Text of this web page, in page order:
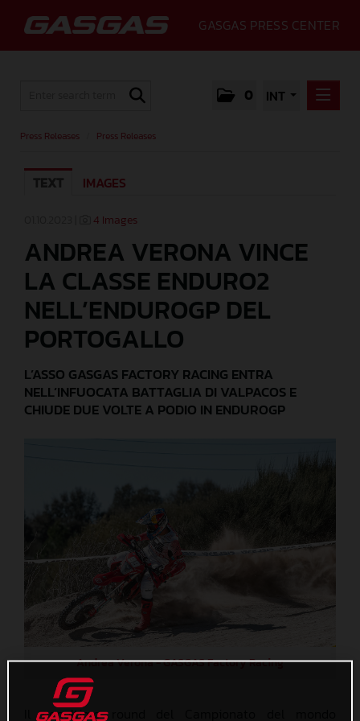
GASGAS PRESS CENTER
0 INT
MEDIA
GASGAS
CONTACT
Press Releases Press Releases
TEXT IMAGES
4 Images
ANDREA VERONA VINCE
LA CLASSE ENDURO2
NELL’ENDUROGP DEL
PORTOGALLO
L’ASSO GASGAS FACTORY RACING ENTRA
NELL’INFUOCATA BATTAGLIA DI VALPACOS E
CHIUDE DUE VOLTE A PODIO IN ENDUROGP
Andrea Verona - GASGAS Factory Racing
Il penultimo round del Campionato del mondo